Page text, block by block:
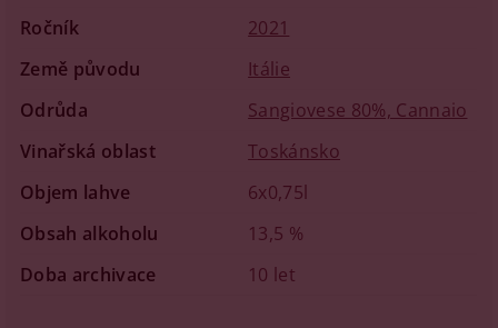
Ročník
2021
Země původu
Itálie
Odrůda
Sangiovese 80%, Cannaio
Vinařská oblast
Toskánsko
Objem lahve
6x0,75l
Obsah alkoholu
13,5 %
Doba archivace
10 let